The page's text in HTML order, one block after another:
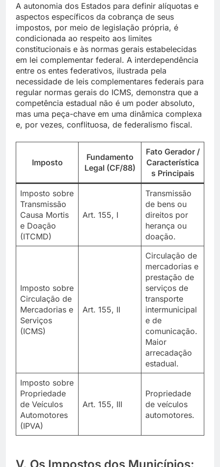
A autonomia dos Estados para definir alíquotas e
aspectos específicos da cobrança de seus
impostos, por meio de legislação própria, é
condicionada ao respeito aos limites
constitucionais e às normas gerais estabelecidas
em lei complementar federal. A interdependência
entre os entes federativos, ilustrada pela
necessidade de leis complementares federais para
regular normas gerais do ICMS, demonstra que a
competência estadual não é um poder absoluto,
mas uma peça-chave em uma dinâmica complexa
e, por vezes, conflituosa, de federalismo fiscal.
Imposto
Fundamento
Legal (CF/88)
Fato Gerador /
Característica
s Principais
Imposto sobre
Transmissão
Causa Mortis
e Doação
(ITCMD)
Art. 155, I
Transmissão
de bens ou
direitos por
herança ou
doação.
Imposto sobre
Circulação de
Mercadorias e
Serviços
(ICMS)
Art. 155, II
Circulação de
mercadorias e
prestação de
serviços de
transporte
intermunicipal
e de
comunicação.
Maior
arrecadação
estadual.
Imposto sobre
Propriedade
de Veículos
Automotores
(IPVA)
Art. 155, III
Propriedade
de veículos
automotores.